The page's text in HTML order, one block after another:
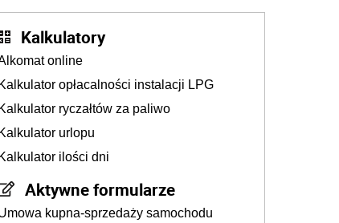
Kalkulatory
online
Kalkulator opłacalności instalacji LPG
Kalkulator ryczałtów za paliwo
Kalkulator urlopu
Kalkulator ilości dni
Aktywne formularze
kupna-sprzedaży samochodu